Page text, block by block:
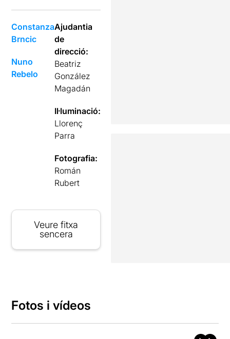
Constanza
Brncic
Nuno
Rebelo
Ajudantia
de
direcció:
Beatriz
González
Magadán
Il·luminació:
Llorenç
Parra
Fotografia:
Román
Rubert
Veure fitxa
sencera
Fotos i vídeos